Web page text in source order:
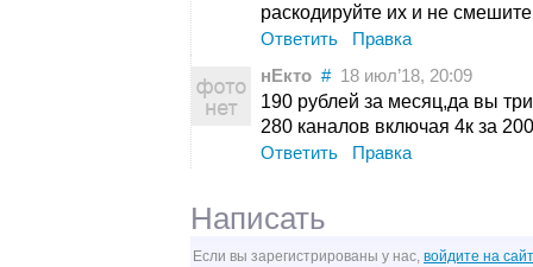
раскодируйте их и не
Ответить
Правка
нЕкто #18 июл’18, 20:09
190 рублей за месяц,да вы
280 каналов включая 4к за
Ответить Правка
Написать
Если вы зарегистрированы у нас, войдите на сайт